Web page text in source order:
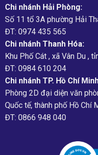
Chi nhánh Hải Phòng:
Số 11 tổ 3A phường Hải
ĐT: 0974 435 565
Chi nhánh Thanh Hóa:
Khu Phố Cát , xã Vân Du ,
ĐT: 0984 610 204
Chi nhánh TP. Hồ Chí
Phòng 2D đại diện văn
Quốc tế, thành phố Hồ Chí
ĐT: 0866 948 040